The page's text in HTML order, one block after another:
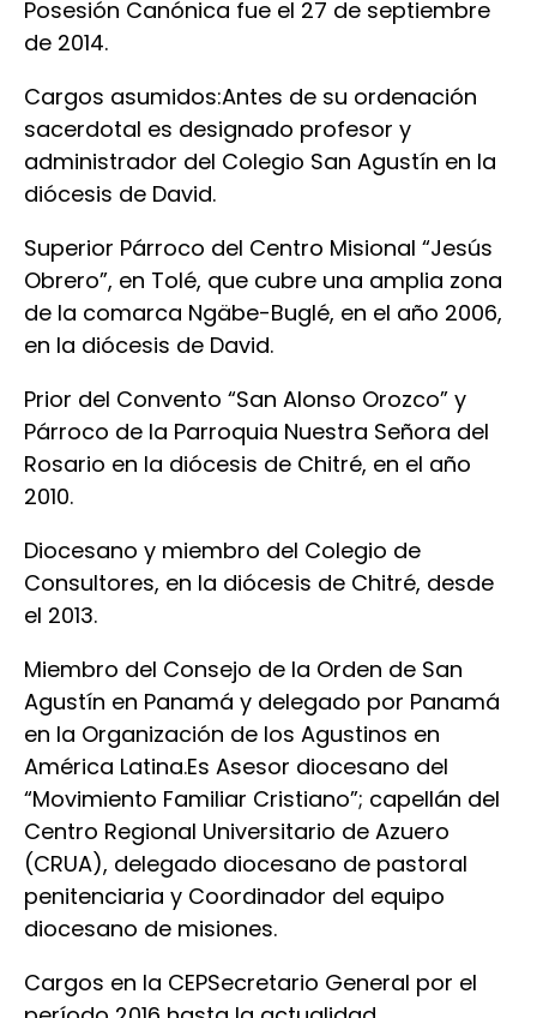
Posesión Canónica fue el 27 de septiembre
de 2014.
Cargos asumidos:Antes de su ordenación
sacerdotal es designado profesor y
administrador del Colegio San Agustín en la
diócesis de David.
Superior Párroco del Centro Misional “Jesús
Obrero”, en Tolé, que cubre una amplia zona
de la comarca Ngäbe-Buglé, en el año 2006,
en la diócesis de David.
Prior del Convento “San Alonso Orozco” y
Párroco de la Parroquia Nuestra Señora del
Rosario en la diócesis de Chitré, en el año
2010.
Diocesano y miembro del Colegio de
Consultores, en la diócesis de Chitré, desde
el 2013.
Miembro del Consejo de la Orden de San
Agustín en Panamá y delegado por Panamá
en la Organización de los Agustinos en
América Latina.Es Asesor diocesano del
“Movimiento Familiar Cristiano”; capellán del
Centro Regional Universitario de Azuero
(CRUA), delegado diocesano de pastoral
penitenciaria y Coordinador del equipo
diocesano de misiones.
Cargos en la CEPSecretario General por el